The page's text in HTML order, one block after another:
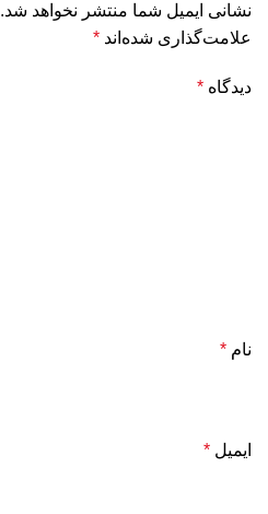
نشانی ایمیل شما منتشر نخواهد شد.
علامت‌گذاری شده‌اند *
دیدگاه *
نام *
ایمیل *